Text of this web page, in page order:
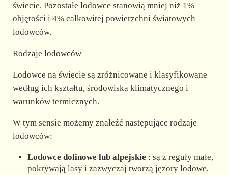
świecie. Pozostałe lodowce stanowią mniej niż 1%
objętości i 4% całkowitej powierzchni światowych
lodowców.
Rodzaje lodowców
Lodowce na świecie są zróżnicowane i klasyfikowane
według ich kształtu, środowiska klimatycznego i
warunków termicznych.
W tym sensie możemy znaleźć następujące rodzaje
lodowców:
Lodowce dolinowe lub alpejskie : są z reguły małe,
pokrywają lasy i zazwyczaj tworzą jęzory lodowe,